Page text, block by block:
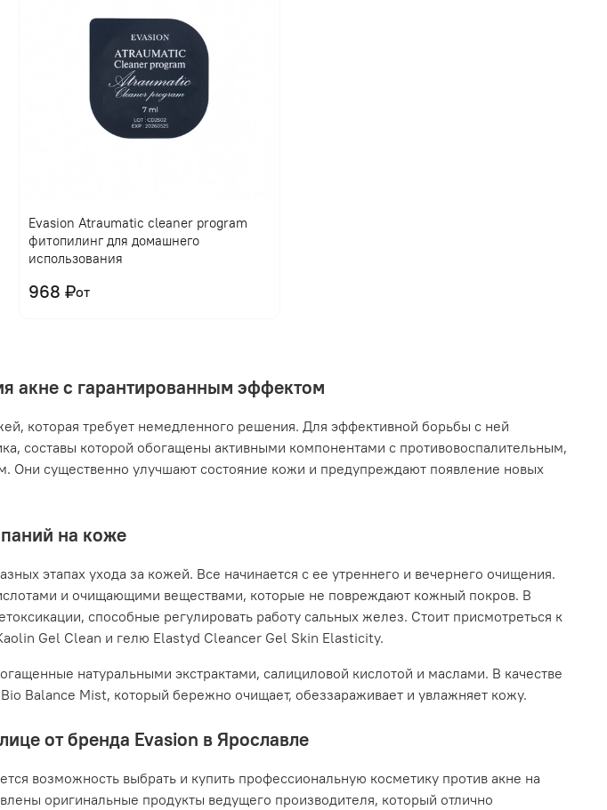
Evasion Atraumatic cleaner program
фитопилинг для домашнего
использования
от
968 ₽
акне с гарантированным эффектом
которая требует немедленного решения. Для эффективной борьбы с ней
составы которой обогащены активными компонентами с противовоспалительным,
существенно улучшают состояние кожи и предупреждают появление новых
на коже
этапах ухода за кожей. Все начинается с ее утреннего и вечернего очищения.
и очищающими веществами, которые не повреждают кожный покров. В
способные регулировать работу сальных желез. Стоит присмотреться к
Gel Clean и гелю Elastyd Cleancer Gel Skin Elasticity.
натуральными экстрактами, салициловой кислотой и маслами. В качестве
Balance Mist, который бережно очищает, обеззараживает и увлажняет кожу.
от бренда Evasion в Ярославле
возможность выбрать и купить профессиональную косметику против акне на
оригинальные продукты ведущего производителя, который отлично